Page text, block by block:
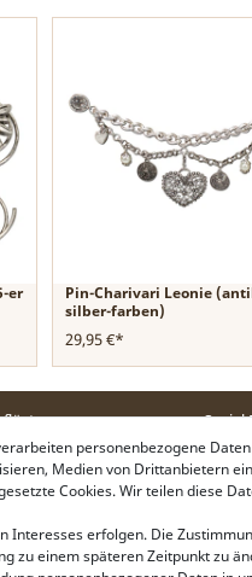
er
Pin-Charivari Leonie
silber-farben)
29,95 €*
& Impressum
Social
personenbezogene
Medien von Drittanbietern
Cookies. Wir teilen diese
Interesses erfolgen. Die
zu einem späteren Zeitpunkt zu